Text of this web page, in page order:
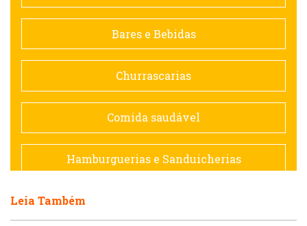
Contemporânea
Doceria
Espanhola
Francesa
Bares e Bebidas
Churrascarias
Comida saudável
Hamburguerias e Sanduicherias
Leia Também